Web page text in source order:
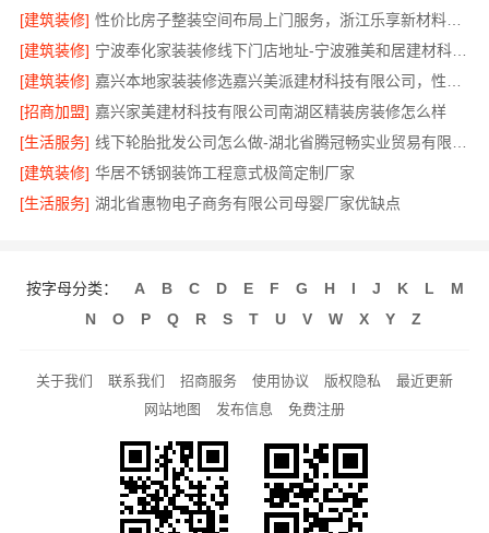
[建筑装修]
性价比房子整装空间布局上门服务，浙江乐享新材料有限公司品质之选
[建筑装修]
宁波奉化家装装修线下门店地址-宁波雅美和居建材科技有限公司
[建筑装修]
[招商加盟] 嘉兴家美建材科技有限公司南湖区精装房装修怎么样
[生活服务]
[建筑装修] 华居不锈钢装饰工程意式极简定制厂家
[生活服务] 湖北省惠物电子商务有限公司母婴厂家优缺点
按字母分类： A B C D E F G H I J K L
M
N
O P Q R S T U V W X Y Z
关于我们 联系我们 招商服务 使用协议 版权隐私
最近更新
网站地图
发布信息 免费注册